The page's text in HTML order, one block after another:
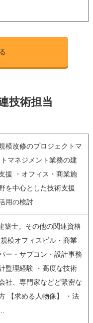
技術担当
模改修のプロジェクトマ
マネジメント業務の建
援 ・オフィス・商業施
を中心とした技術支援
用の検討
築士。その他の関連資格
模オフィスビル・商業
ー・サブコン・設計事務
監理経験 ・高度な技術
社、専門家などど緊密な
【求める人物像】 ・法